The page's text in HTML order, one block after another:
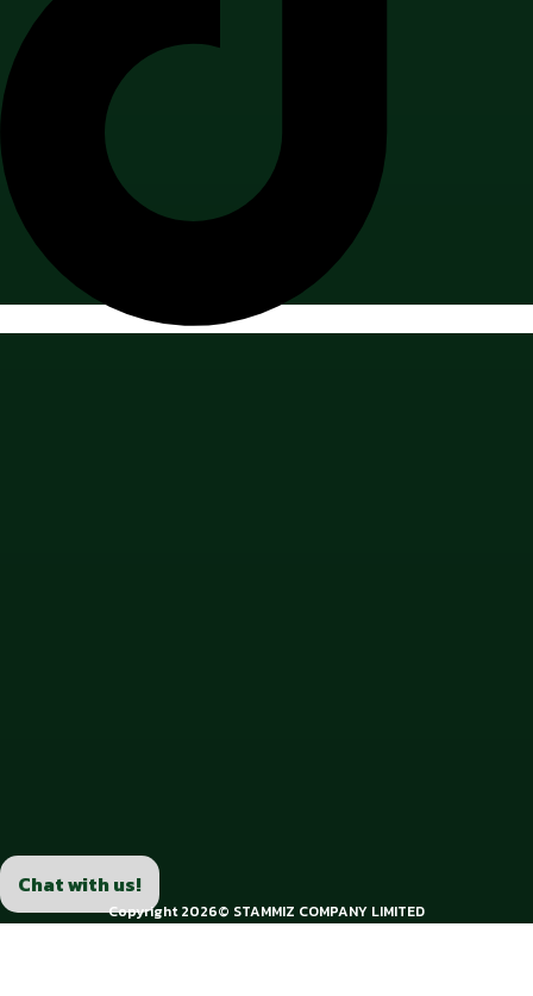
Chat with us!
Copyright 2026© STAMMIZ COMPANY LIMITED